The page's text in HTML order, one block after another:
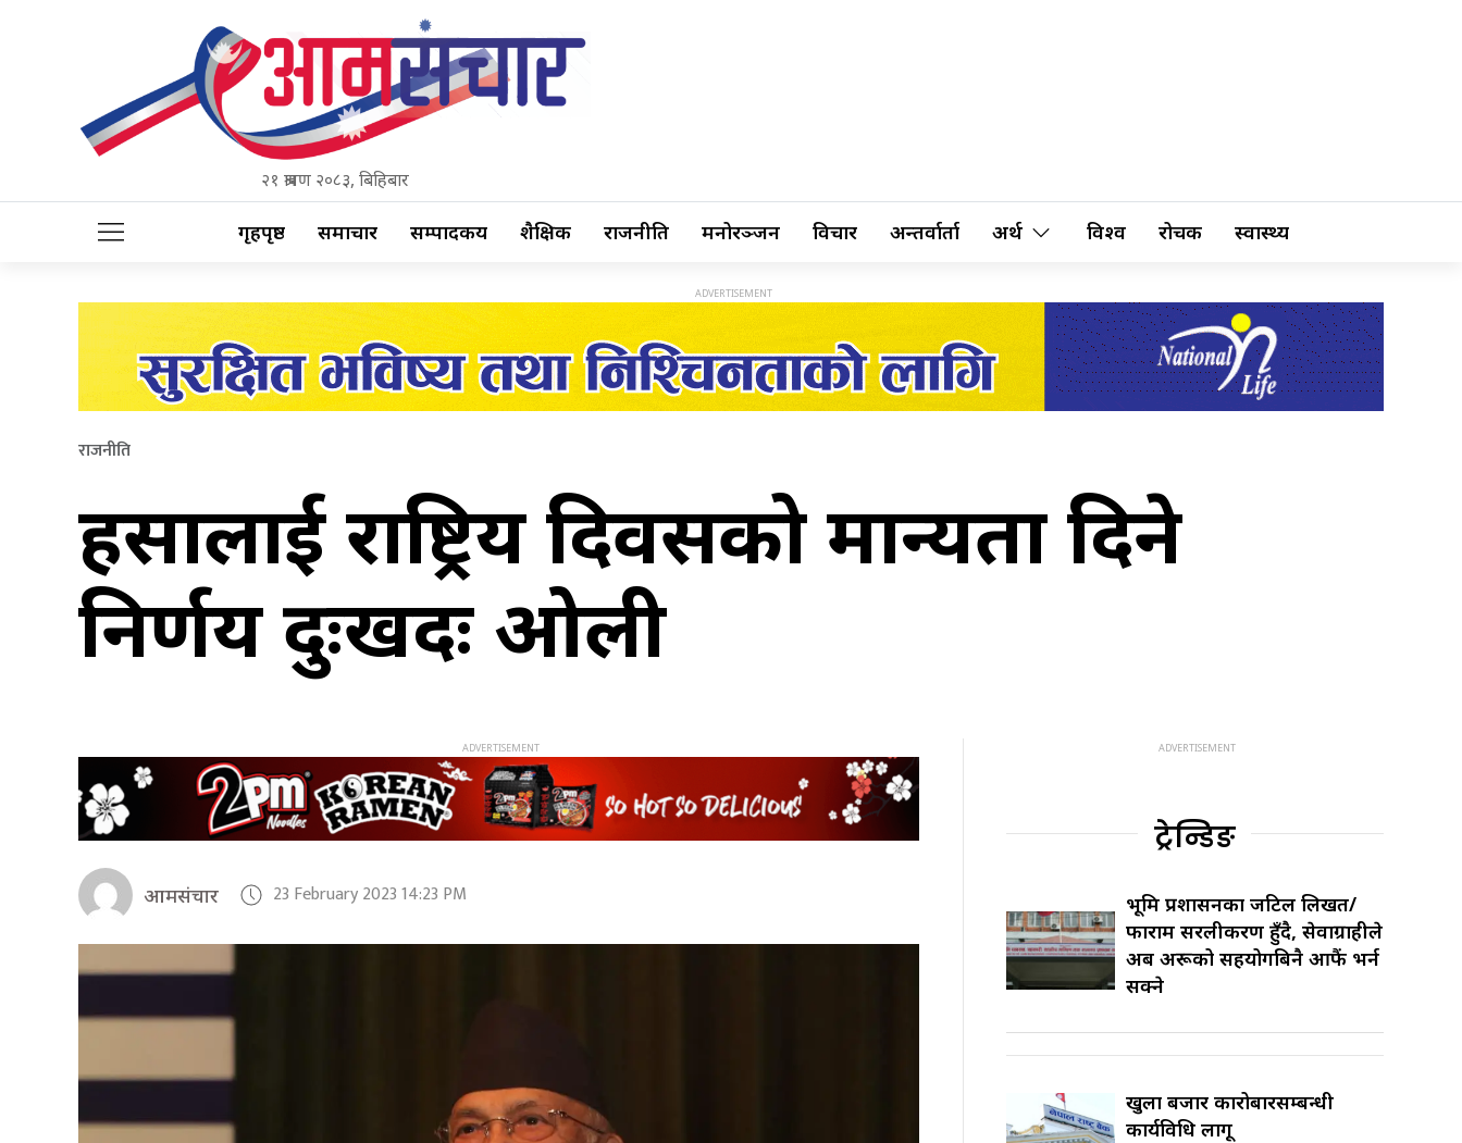
२१ श्रावण २०८३, बिहिबार
गृहपृष्ठ समाचार सम्पादकीय शैक्षिक राजनीति मनोरञ्जन विचार अन्तर्वार्ता अर्थ विश्व रोचक स्वास्थ्य
राजनीति
हिंसालाई राष्ट्रिय दिवसको मान्यता दिने
निर्णय दुःखदः ओली
आमसंचार 23 February 2023 14:23 PM
ट्रेन्डिङ
भूमि प्रशासनका जटिल लिखत/
फाराम सरलीकरण हुँदै, सेवाग्राहीले
अब अरूको सहयोगबिनै आफैं भर्न
सक्ने
खुला बजार कारोबारसम्बन्धी
कार्यविधि लागू